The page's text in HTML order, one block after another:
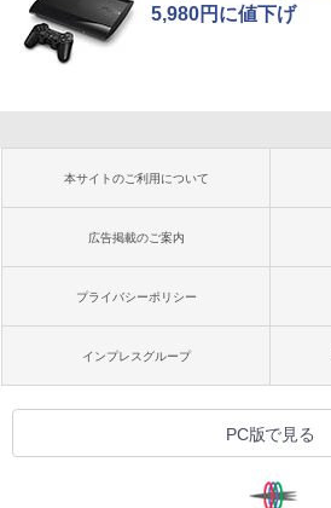
5,980円に値下げ
本サイトのご利用について
広告掲載のご案内
プライバシーポリシー
インプレスグループ
PC版で見る